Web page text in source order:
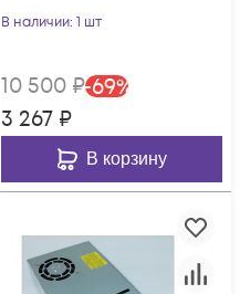
В наличии: 1 шт
10 500 ₽-69%
3 267 ₽
В корзину